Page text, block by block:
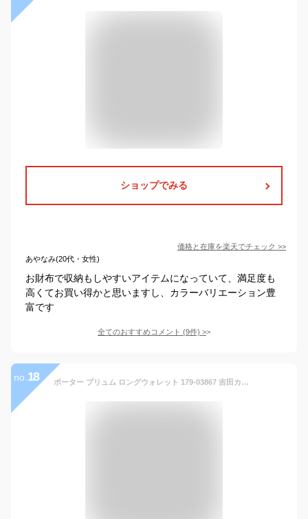
ショップでみる
価格と在庫を楽天でチェック >>
あやなみ(20代・女性)
お財布で収納もしやすいアイテムになっていて、満足度も
高くてお買い得かと思いますし、カラーバリエーション豊
富です
全てのおすすめコメント (9件) >
no. 18 ポーター プリュム ロングウォレット 179-03867 吉田カバン 財布 長財布 大容量 本革 レザー ラウンドファスナー ブランド メンズ レディース PORTER